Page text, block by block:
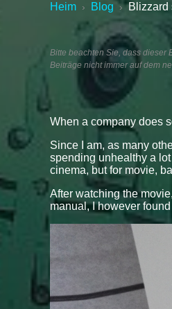
Heim › Blog › Blizzard
Bitte beachten Sie, dass dieser
Beiträge nicht immer auf dem
When a company does
Since I am, as many
spending unhealthy a
cinema, but for movie,
After watching the
manual, I however